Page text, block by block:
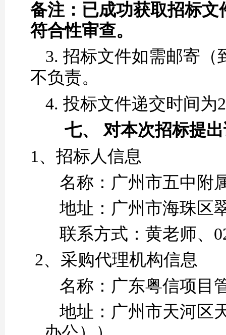
备注：已成功获取招标
符合性审查。
3. 招标文件如需邮寄（
不负责。
4. 投标文件递交时间为
七、 对本次招标提
1、 招标人信息
名称： 广州市五中附
地址：广州市海珠区
联系方式：黄老师、
2、采购代理机构信息
名称： 广东粤信项目
地址： 广州市天河区